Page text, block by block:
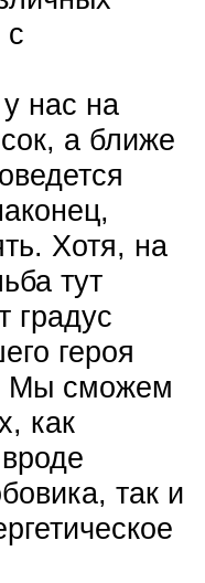
с
нас на
а ближе
Хотя, на
тут
градус
героя
Мы сможем
как
так и